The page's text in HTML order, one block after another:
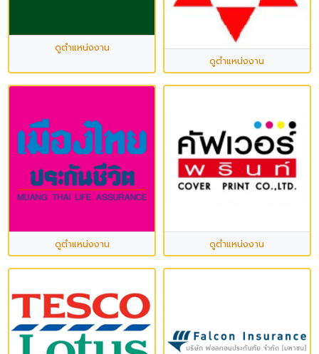
ดูตำแหน่งงาน
ดูตำแหน่งงาน
ดูตำแหน่งงาน ดูตำแหน่งงาน